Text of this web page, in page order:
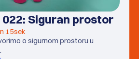
Siguran prostor
15sek
o sigurnom prostoru u